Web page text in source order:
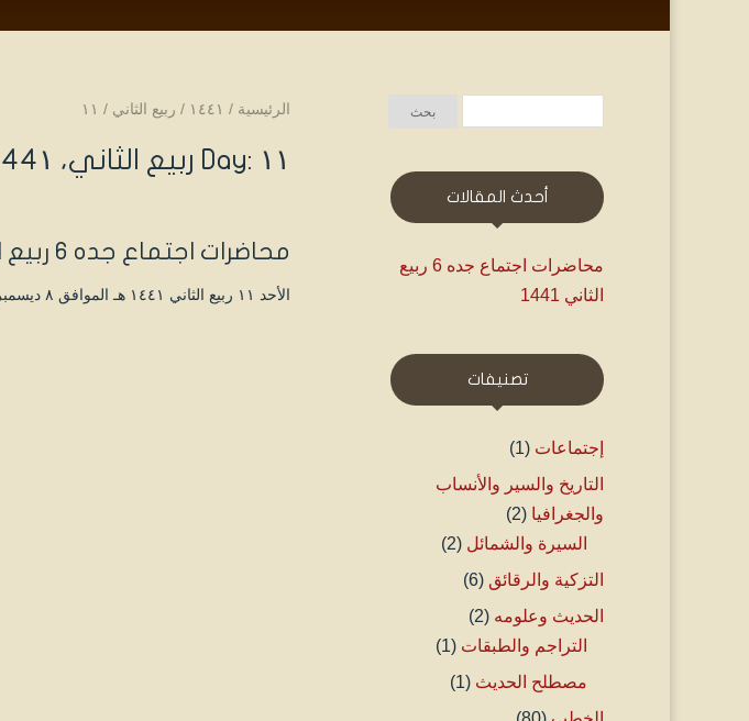
الرئيسية / ۱٤٤۱ / ربيع الثاني / ۱۱
Day: ۱۱ ربيع الثاني، ۱٤٤۱هـ
محاضرات اجتماع جده 6 ربيع الثاني 1441
الأحد ۱۱ ربيع الثاني ۱٤٤۱ هـ الموافق ۸ ديسمبر ۲۰۱۹ مـ |
أحدث المقالات
محاضرات اجتماع جده 6 ربيع
الثاني 1441
تصنيفات
إجتماعات (1)
التاريخ والسير والأنساب
والجغرافيا (2)
السيرة والشمائل (2)
التزكية والرقائق (6)
الحديث وعلومه (2)
التراجم والطبقات (1)
مصطلح الحديث (1)